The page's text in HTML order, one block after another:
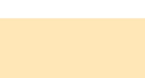
2026年07月01日(水) 企業
企業様向けセミナー「現場